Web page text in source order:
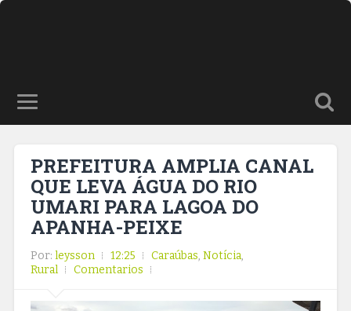
PREFEITURA AMPLIA CANAL
QUE LEVA ÁGUA DO RIO
UMARI PARA LAGOA DO
APANHA-PEIXE
Por: leysson 12:25 Caraúbas, Notícia,
Rural
Comentarios